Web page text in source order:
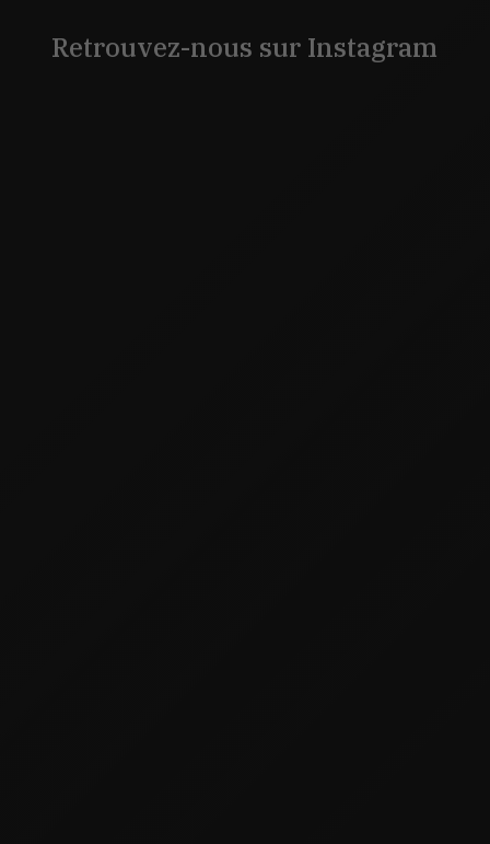
Retrouvez-nous sur Instagram